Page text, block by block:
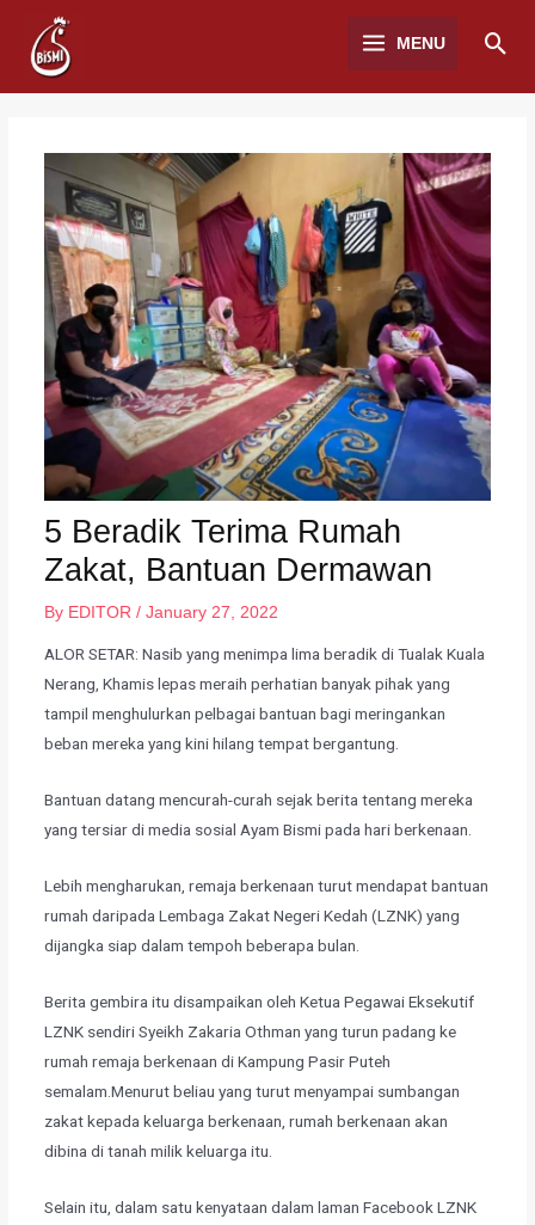
MENU
5 Beradik Terima Rumah
Zakat, Bantuan Dermawan
By EDITOR /January 27, 2022
ALOR SETAR: Nasib yang menimpa lima beradik di Tualak Kuala
Nerang, Khamis lepas meraih perhatian banyak pihak yang
tampil menghulurkan pelbagai bantuan bagi meringankan
beban mereka yang kini hilang tempat bergantung.
​Bantuan datang mencurah-curah sejak berita tentang mereka
yang tersiar di media sosial Ayam Bismi pada hari berkenaan.
​Lebih mengharukan, remaja berkenaan turut mendapat bantuan
rumah daripada Lembaga Zakat Negeri Kedah (LZNK) yang
dijangka siap dalam tempoh beberapa bulan.
​Berita gembira itu disampaikan oleh Ketua Pegawai Eksekutif
LZNK sendiri Syeikh Zakaria Othman yang turun padang ke
rumah remaja berkenaan di Kampung Pasir Puteh
semalam.Menurut beliau yang turut menyampai sumbangan
zakat kepada keluarga berkenaan, rumah berkenaan akan
dibina di tanah milik keluarga itu.
​Selain itu, dalam satu kenyataan dalam laman Facebook LZNK